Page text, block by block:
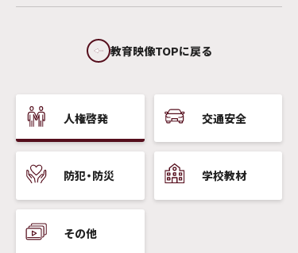
人権啓発 交通安全
防犯・防災 学校教材
その他